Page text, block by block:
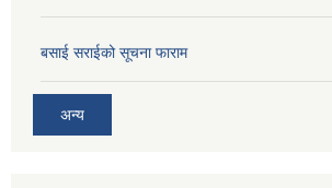
बसाई सराईको सूचना फाराम
अन्य